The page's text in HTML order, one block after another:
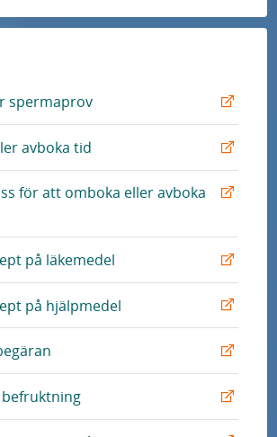
spermaprovE
x
e
r
avboka tid
x
t
r
n
för att omboka eller avboka
på läkemedel
x
t
e
på hjälpmedel
x
e
x
t
e
E
x